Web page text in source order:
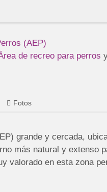
(AEP)
de recreo para perros
Fotos
grande y cercada,
más natural y extenso
valorado en esta zona